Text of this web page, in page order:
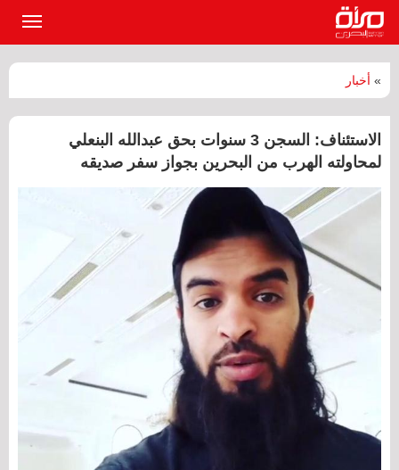
» أخبار
الاستئناف: السجن 3 سنوات بحق عبدالله البنعلي
لمحاولته الهرب من البحرين بجواز سفر صديقه